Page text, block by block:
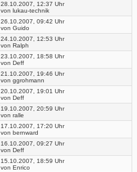
28.10.2007, 12:37 Uhr
von lukau-technik
26.10.2007, 09:42 Uhr
von Guido
24.10.2007, 12:53 Uhr
von Ralph
23.10.2007, 18:58 Uhr
von Deff
21.10.2007, 19:46 Uhr
von ggrohmann
20.10.2007, 19:01 Uhr
von Deff
19.10.2007, 20:59 Uhr
von ralle
17.10.2007, 17:20 Uhr
von bernward
16.10.2007, 09:27 Uhr
von Deff
15.10.2007, 18:59 Uhr
von Enrico